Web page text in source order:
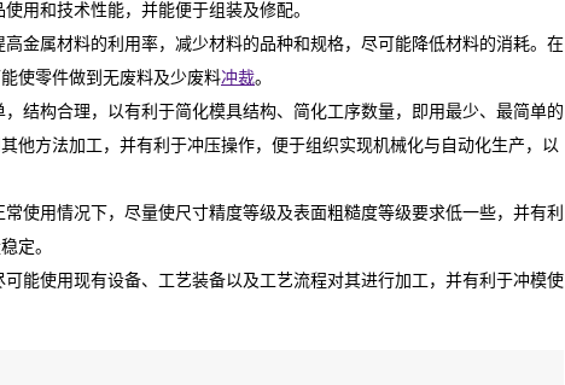
用和技术性能，并能便于组装及修配。
金属材料的利用率，减少材料的品种和规格，尽可能降低材料的消耗。在
使零件做到无废料及少废料冲裁。
结构合理，以有利于简化模具结构、简化工序数量，即用最少、最简单的
他方法加工，并有利于冲压操作，便于组织实现机械化与自动化生产，以
常使用情况下，尽量使尺寸精度等级及表面粗糙度等级要求低一些，并有利
定。
可能使用现有设备、工艺装备以及工艺流程对其进行加工，并有利于冲模使